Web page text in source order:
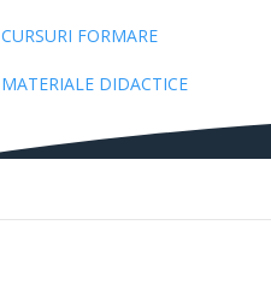
CURSURI FORMARE
MATERIALE DIDACTICE